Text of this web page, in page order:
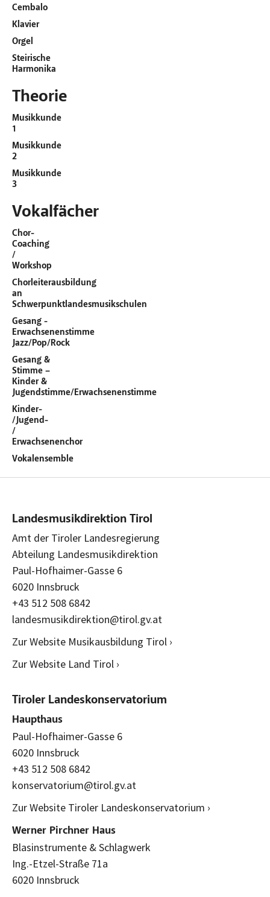
Cembalo
Klavier
Orgel
Steirische
Harmonika
Theorie
Musikkunde
1
Musikkunde
2
Musikkunde
3
Vokalfächer
Chor-
Coaching
/
Workshop
Chorleiterausbildung
an
Schwerpunktlandesmusikschulen
Gesang -
Erwachsenenstimme
Jazz/Pop/Rock
Gesang &
Stimme –
Kinder &
Jugendstimme/Erwachsenenstimme
Kinder-
/Jugend-
/
Erwachsenenchor
Vokalensemble
Landesmusikdirektion Tirol
Amt der Tiroler Landesregierung
Abteilung Landesmusikdirektion
Paul-Hofhaimer-Gasse 6
6020 Innsbruck
+43 512 508 6842
landesmusikdirektion@tirol.gv.at
Zur Website Musikausbildung Tirol ›
Zur Website Land Tirol ›
Tiroler Landeskonservatorium
Haupthaus
Paul-Hofhaimer-Gasse 6
6020 Innsbruck
+43 512 508 6842
konservatorium@tirol.gv.at
Zur Website Tiroler Landeskonservatorium ›
Werner Pirchner Haus
Blasinstrumente & Schlagwerk
Ing.-Etzel-Straße 71a
6020 Innsbruck